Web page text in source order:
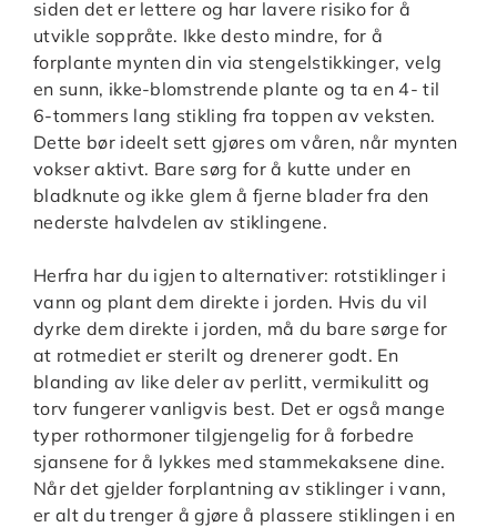
siden det er lettere og har lavere risiko for å
utvikle soppråte. Ikke desto mindre, for å
forplante mynten din via stengelstikkinger, velg
en sunn, ikke-blomstrende plante og ta en 4- til
6-tommers lang stikling fra toppen av veksten.
Dette bør ideelt sett gjøres om våren, når mynten
vokser aktivt. Bare sørg for å kutte under en
bladknute og ikke glem å fjerne blader fra den
nederste halvdelen av stiklingene.
Herfra har du igjen to alternativer: rotstiklinger i
vann og plant dem direkte i jorden. Hvis du vil
dyrke dem direkte i jorden, må du bare sørge for
at rotmediet er sterilt og drenerer godt. En
blanding av like deler av perlitt, vermikulitt og
torv fungerer vanligvis best. Det er også mange
typer rothormoner tilgjengelig for å forbedre
sjansene for å lykkes med stammekaksene dine.
Når det gjelder forplantning av stiklinger i vann,
er alt du trenger å gjøre å plassere stiklingen i en